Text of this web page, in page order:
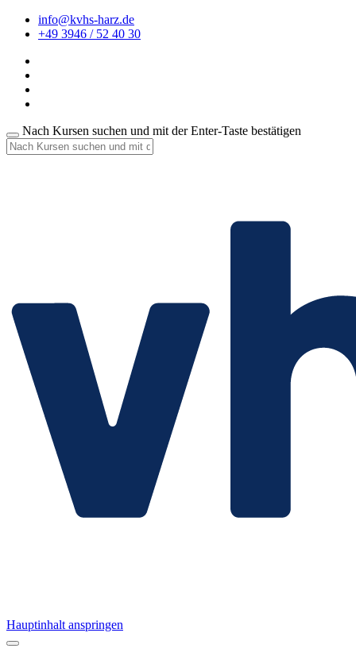
info@kvhs-harz.de
+49 3946 / 52 40 30
Nach Kursen suchen und mit der Enter-Taste bestätigen
Hauptinhalt anspringen